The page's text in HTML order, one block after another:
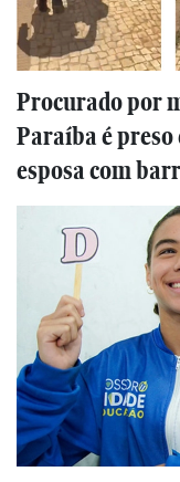
Procurado por
Paraíba é
esposa com